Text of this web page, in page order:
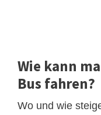
Wie kann
Bus fahren?
Wo und wie